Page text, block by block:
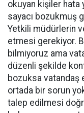
okuyan kişiler hata
sayacı bozukmuş
Yetkili müdürlerin
etmesi gerekiyor.
bilmiyoruz ama
düzenli şekilde
bozuksa vatandaş
ortada bir sorun
talep edilmesi